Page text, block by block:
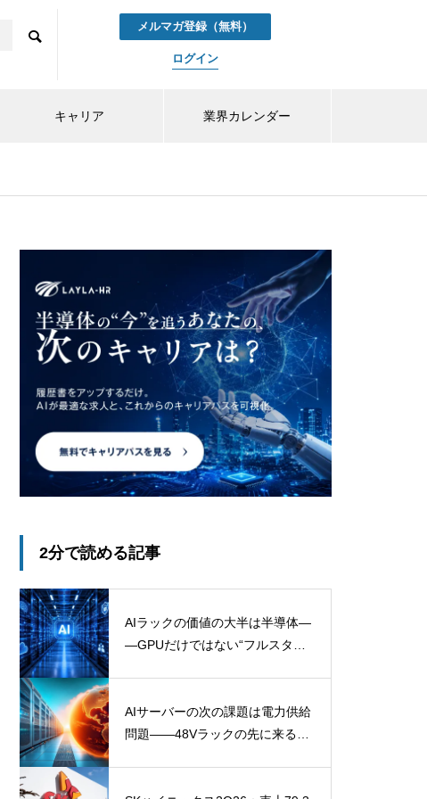
メルマガ登録（無料）
ログイン
キャリア 業界カレンダー
2分で読める記事
AIラックの価値の大半は半導体―
―GPUだけではない“フルスタッ
AIサーバーの次の課題は電力供給
問題――48Vラックの先に来る半